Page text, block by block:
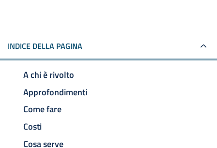
INDICE DELLA PAGINA
A chi è rivolto
Approfondimenti
Come fare
Costi
Cosa serve